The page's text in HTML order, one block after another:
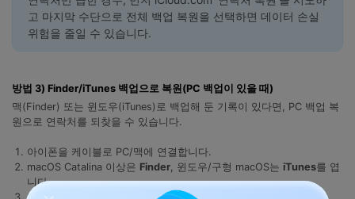
고 마지막 수단으로 전체 백업 복원을 선택하면 데이터 손실
위험을 줄일 수 있습니다.
방법 3) Finder/iTunes 백업으로 복원(PC 백업이 있을 때)
맥(Finder) 또는 윈도우(iTunes)로 백업해 둔 기록이 있다면, PC 백업 복
원으로 연락처를 되찾을 수 있습니다.
아이폰을 케이블로 PC/맥에 연결합니다.
macOS Catalina 이상은 Finder, 윈도우/구형 macOS는 iTunes를 엽
니다.